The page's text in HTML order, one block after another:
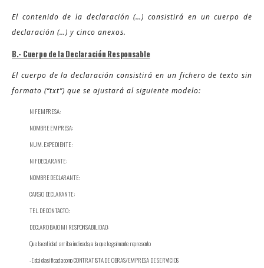
El contenido de la declaración (…) consistirá en un cuerpo de
declaración (…) y cinco anexos.
B.- Cuerpo de la Declaración Responsable
El cuerpo de la declaración consistirá en un fichero de texto sin
formato (“txt”) que se ajustará al siguiente modelo:
NIF EMPRESA:
NOMBRE EMPRESA:
NUM. EXPEDIENTE:
NIF DECLARANTE:
NOMBRE DECLARANTE:
CARGO DECLARANTE:
TEL. DE CONTACTO:
DECLARO BAJO MI RESPONSABILIDAD:
Que la entidad arriba indicada, a la que legalmente represento
-Está clasificada como CONTRATISTA DE OBRAS/EMPRESA DE SERVICIOS